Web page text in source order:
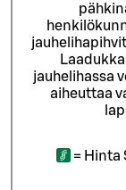
jauhelihassa
aiheuttaa
= Hinta